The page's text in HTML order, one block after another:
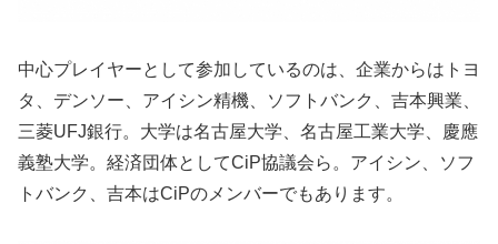
中心プレイヤーとして参加しているのは、企業からはトヨ
タ、デンソー、アイシン精機、ソフトバンク、吉本興業、
三菱UFJ銀行。大学は名古屋大学、名古屋工業大学、慶應
義塾大学。経済団体としてCiP協議会ら。アイシン、ソフ
トバンク、吉本はCiPのメンバーでもあります。